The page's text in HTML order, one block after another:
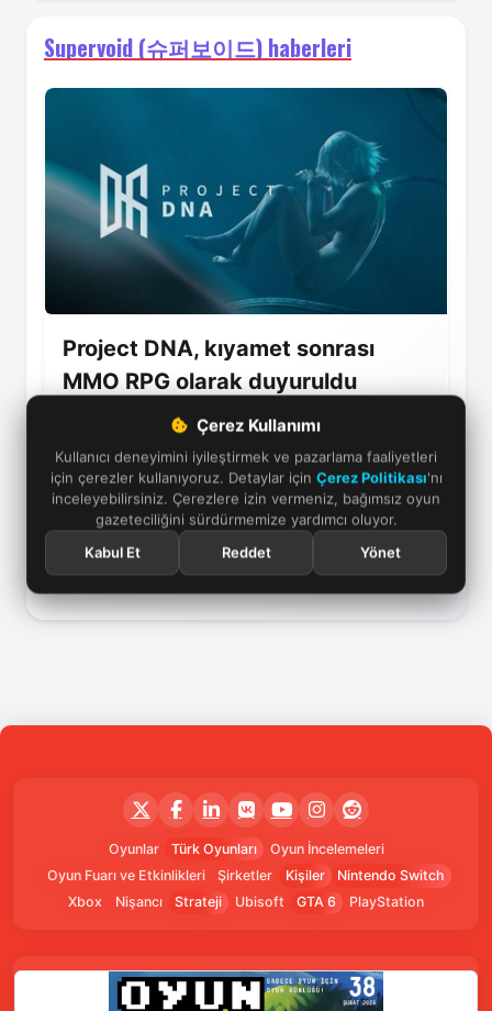
Çerez Kullanımı
Kullanıcı deneyimini iyileştirmek ve pazarlama faaliyetleri
için çerezler kullanıyoruz. Detaylar için Çerez Politikası'nı
inceleyebilirsiniz. Çerezlere izin vermeniz, bağımsız oyun
gazeteciliğini sürdürmemize yardımcı oluyor.
Kabul Et
Reddet Yönet
Supervoid (슈퍼보이드) haberleri
Project DNA, kıyamet sonrası
MMO RPG olarak duyuruldu
Supervoid’un yeni MMO RPG oyunu Project DNA,
gelişimi ve oyuncu kontrolüne dayalı savaş
sistemi hedefliyor.
07 Mart 2026
Oyunlar Türk Oyunları
Oyun İncelemeleri
Oyun Fuarı ve Etkinlikleri
Şirketler Kişiler
Nintendo Switch
Xbox
Nişancı Strateji Ubisoft GTA 6 PlayStation